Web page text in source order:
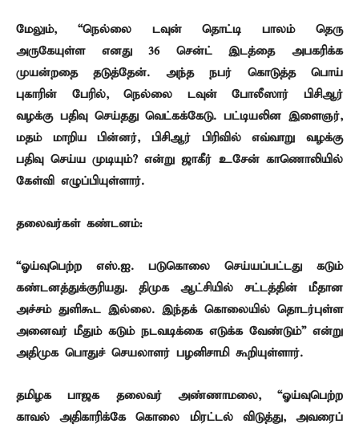
மேலும், “நெல்லை டவுன் தொட்டி பாலம் தெரு
அருகேயுள்ள எனது 36 சென்ட் இடத்தை அபகரிக்க
முயன்றதை தடுத்தேன். அந்த நபர் கொடுத்த பொய்
புகாரின் பேரில், நெல்லை டவுன் போலீஸார் பிசிஆர்
வழக்கு பதிவு செய்தது வெட்கக்கேடு. பட்டியலின இளைஞர்,
மதம் மாறிய பின்னர், பிசிஆர் பிரிவில் எவ்வாறு வழக்கு
பதிவு செய்ய முடியும்? என்று ஜாகீர் உசேன் காணொலியில்
கேள்வி எழுப்பியுள்ளார்.
தலைவர்கள் கண்டனம்:
“ஓய்வுபெற்ற எஸ்.ஐ. படுகொலை செய்யப்பட்டது கடும்
கண்டனத்துக்குரியது. திமுக ஆட்சியில் சட்டத்தின் மீதான
அச்சம் துளிகூட இல்லை. இந்தக் கொலையில் தொடர்புள்ள
அனைவர் மீதும் கடும் நடவடிக்கை எடுக்க வேண்டும்” என்று
அதிமுக பொதுச் செயலாளர் பழனிசாமி கூறியுள்ளார்.
தமிழக பாஜக தலைவர் அண்ணாமலை, “ஓய்வுபெற்ற
காவல் அதிகாரிக்கே கொலை மிரட்டல் விடுத்து, அவரைப்